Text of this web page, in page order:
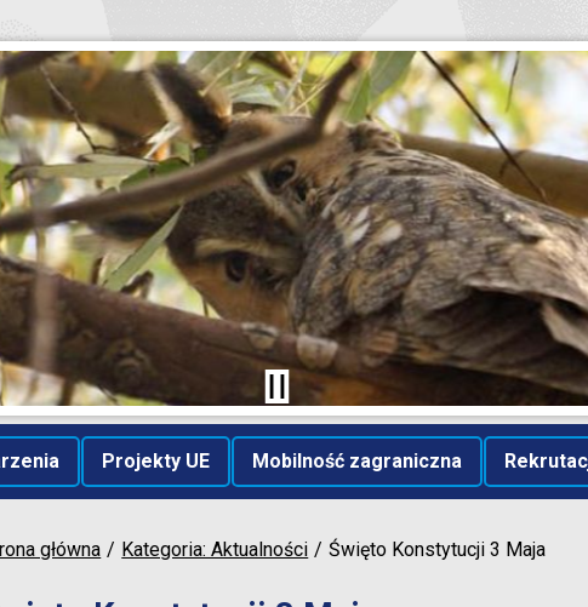
Projekty UE Mobilność zagraniczna
główna Kategoria: Aktualności Święto Konstytucji 3 Maja